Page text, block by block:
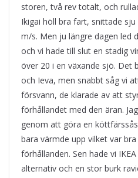
storen, två rev totalt, och
Ikigai höll bra fart, snittade
m/s. Men ju längre dagen led
och vi hade till slut en stadig
över 20 i en växande sjö. Det
och Ieva, men snabbt såg vi
försvann, de klarade av att
förhållandet med den äran.
genom att göra en
bara värmde upp vilket var
förhållanden. Sen hade vi
alternativ och en stor burk